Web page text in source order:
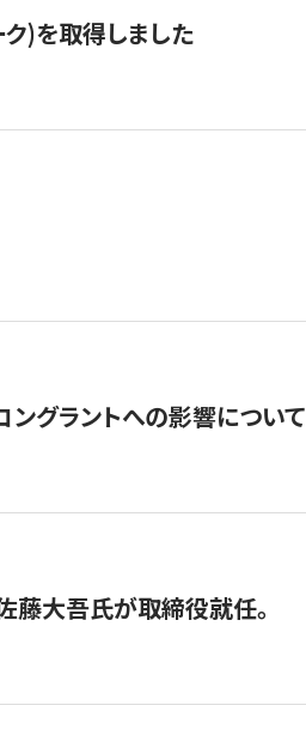
)を取得しました
ングラントへの影響について
藤大吾氏が取締役就任。